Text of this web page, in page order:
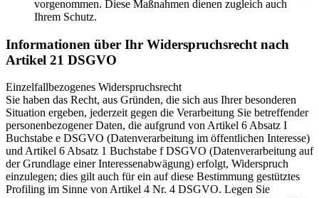
vorgenommen. Diese Maßnahmen dienen zugleich auch
Ihrem Schutz.
Informationen über Ihr Widerspruchsrecht nach
Artikel 21 DSGVO
Einzelfallbezogenes Widerspruchsrecht
Sie haben das Recht, aus Gründen, die sich aus Ihrer besonderen
Situation ergeben, jederzeit gegen die Verarbeitung Sie betreffender
personenbezogener Daten, die aufgrund von Artikel 6 Absatz I
Buchstabe e DSGVO (Datenverarbeitung im öffentlichen Interesse)
und Artikel 6 Absatz 1 Buchstabe f DSGVO (Datenverarbeitung auf
der Grundlage einer Interessenabwägung) erfolgt, Widerspruch
einzulegen; dies gilt auch für ein auf diese Bestimmung gestütztes
Profiling im Sinne von Artikel 4 Nr. 4 DSGVO. Legen Sie